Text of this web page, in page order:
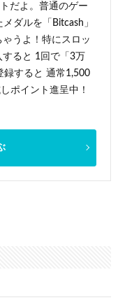
だよ。普通のゲー
ダルを「Bitcash」
うよ！特にスロッ
すると 1回で「3万
録すると 通常1,500
ポイント進呈中！